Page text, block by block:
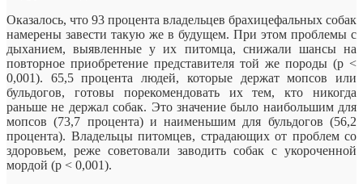
Оказалось, что 93 процента владельцев брахицефальных собак
намерены завести такую же в будущем. При этом проблемы с
дыханием, выявленные у их питомца, снижали шансы на
повторное приобретение представителя той же породы (p <
0,001). 65,5 процента людей, которые держат мопсов или
бульдогов, готовы порекомендовать их тем, кто никогда
раньше не держал собак. Это значение было наибольшим для
мопсов (73,7 процента) и наименьшим для бульдогов (56,2
процента). Владельцы питомцев, страдающих от проблем со
здоровьем, реже советовали заводить собак с укороченной
мордой (p < 0,001).